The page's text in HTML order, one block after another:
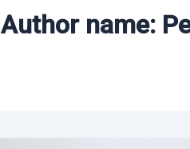
Author name: